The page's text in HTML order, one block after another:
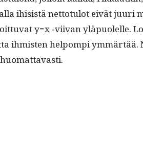
ihi­sistä net­to­tu­lot eivät
y=x ‑viivan yläpuolelle.
ihmis­ten helpom­pi